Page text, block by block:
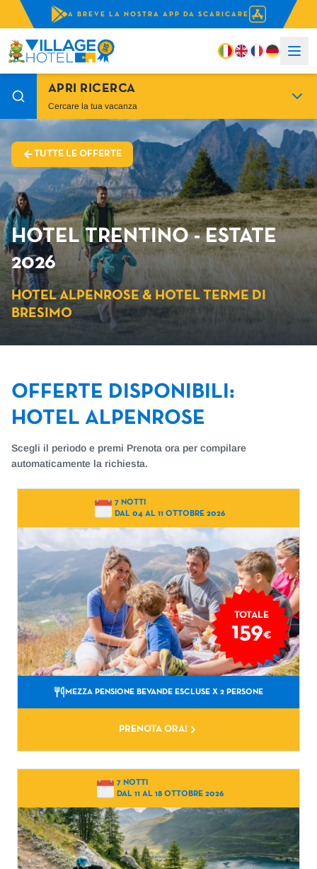
A BREVE LA NOSTRA APP DA SCARICARE
APRI RICERCA
Cercare la tua vacanza
TUTTE LE OFFERTE
HOTEL TRENTINO - ESTATE
2026
HOTEL ALPENROSE & HOTEL TERME DI
BRESIMO
OFFERTE DISPONIBILI :
HOTEL ALPENROSE
Scegli il periodo e premi Prenota ora per compilare
automaticamente la richiesta.
7 NOTTI
DAL 04 AL 11 OTTOBRE 2026
TOTALE
159€
MEZZA PENSIONE BEVANDE ESCLUSE X 2 PERSONE
PRENOTA ORA!
7 NOTTI
DAL 11 AL 18 OTTOBRE 2026